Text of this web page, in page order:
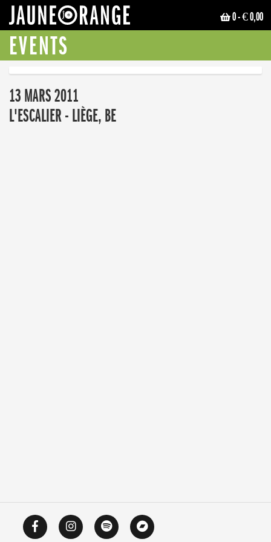
0- € 0,00
EVENTS
13 MARS 2011
L'ESCALIER - LIÈGE, BE